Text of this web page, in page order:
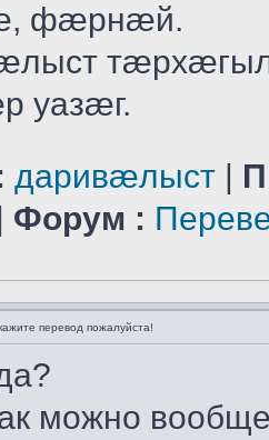
фæрнæй.
уазæг.
даривæлыст |
Форум :
перевод пожалуйста!
можно